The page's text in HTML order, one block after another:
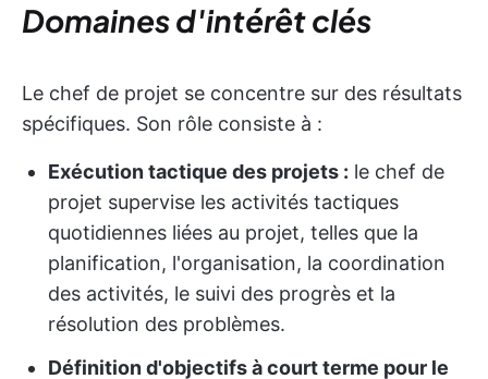
Domaines d'intérêt clés
Le chef de projet se concentre sur des résultats
spécifiques. Son rôle consiste à :
Exécution tactique des projets : le chef de
projet supervise les activités tactiques
quotidiennes liées au projet, telles que la
planification, l'organisation, la coordination
des activités, le suivi des progrès et la
résolution des problèmes.
Définition d'objectifs à court terme pour le